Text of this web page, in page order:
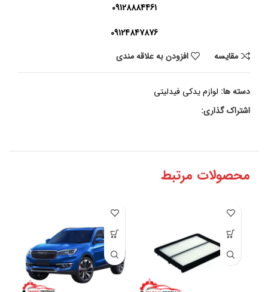
09128884461
09124847876
مقايسه
افزودن به علاقه مندی
دسته ها: لوازم یدکی فیدلیتی
اشتراک گذاری:
محصولات مرتبط